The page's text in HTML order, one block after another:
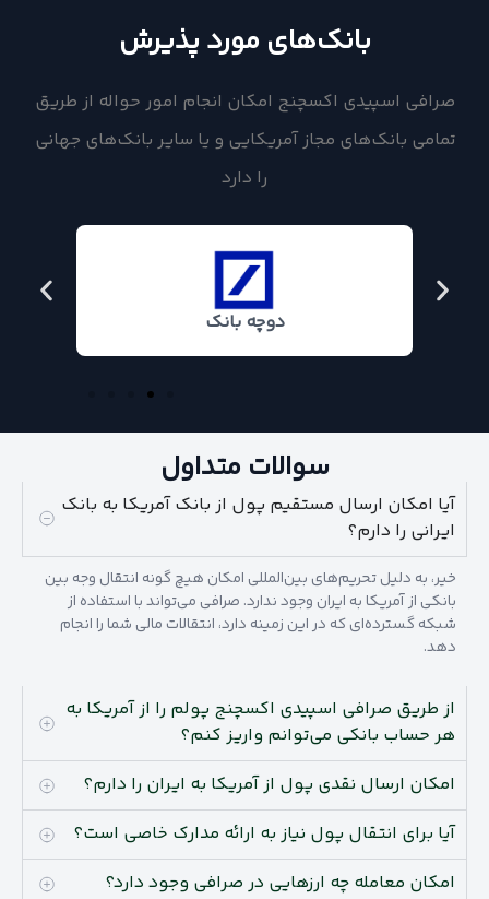
بانک‌های مورد پذیرش
صرافی اسپیدی اکسچنج امکان انجام امور حواله از طریق
تمامی بانک‌های مجاز آمریکایی و یا سایر بانک‌های جهانی
را دارد
دوچه بانک
سوالات متداول
آیا امکان ارسال مستقیم پول از بانک آمریکا به بانک
ایرانی را دارم؟
خیر، به دلیل تحریم‌های بین‌المللی امکان هیچ گونه انتقال وجه بین
بانکی از آمریکا به ایران وجود ندارد. صرافی می‌تواند با استفاده از
شبکه گسترده‌ای که در این زمینه دارد، انتقالات مالی شما را انجام
دهد.
از طریق صرافی اسپیدی اکسچنج پولم را از آمریکا به
هر حساب بانکی می‌توانم واریز کنم؟
امکان ارسال نقدی پول از آمریکا به ایران را دارم؟
آیا برای انتقال پول نیاز به ارائه مدارک خاصی است؟
امکان معامله چه ارزهایی در صرافی وجود دارد؟